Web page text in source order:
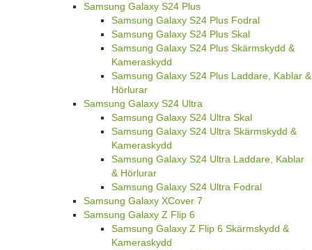
Samsung Galaxy S24 Plus
Samsung Galaxy S24 Plus Fodral
Samsung Galaxy S24 Plus Skal
Samsung Galaxy S24 Plus Skärmskydd &
Kameraskydd
Samsung Galaxy S24 Plus Laddare, Kablar &
Hörlurar
Samsung Galaxy S24 Ultra
Samsung Galaxy S24 Ultra Skal
Samsung Galaxy S24 Ultra Skärmskydd &
Kameraskydd
Samsung Galaxy S24 Ultra Laddare, Kablar
& Hörlurar
Samsung Galaxy S24 Ultra Fodral
Samsung Galaxy XCover 7
Samsung Galaxy Z Flip 6
Samsung Galaxy Z Flip 6 Skärmskydd &
Kameraskydd